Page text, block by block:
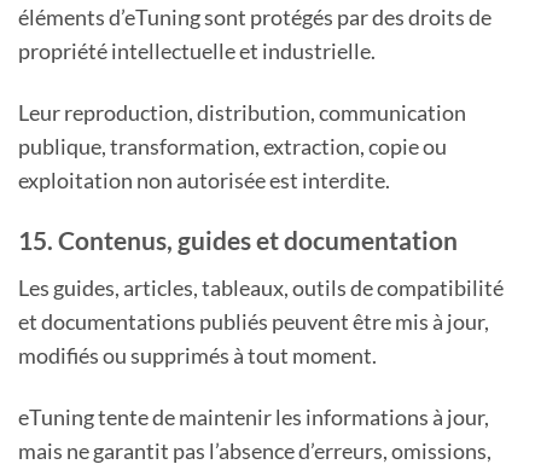
éléments d’eTuning sont protégés par des droits de
propriété intellectuelle et industrielle.
Leur reproduction, distribution, communication
publique, transformation, extraction, copie ou
exploitation non autorisée est interdite.
15. Contenus, guides et documentation
Les guides, articles, tableaux, outils de compatibilité
et documentations publiés peuvent être mis à jour,
modifiés ou supprimés à tout moment.
eTuning tente de maintenir les informations à jour,
mais ne garantit pas l’absence d’erreurs, omissions,